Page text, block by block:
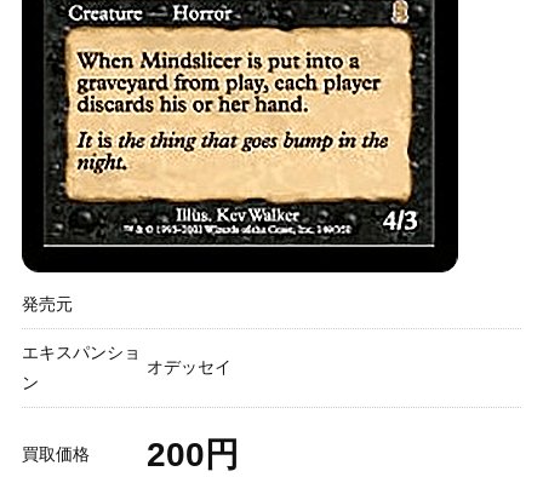
発売元
エキスパンショ
ン
オデッセイ
買取価格 200円